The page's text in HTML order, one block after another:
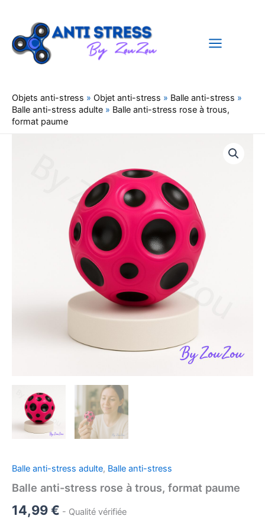
contenu
Objets anti-stress » Objet anti-stress » Balle anti-stress »
Balle anti-stress adulte » Balle anti-stress rose à trous,
format paume
Balle anti-stress adulte, Balle anti-stress
Balle anti-stress rose à trous, format paume
14,99€ - Qualité vérifiée